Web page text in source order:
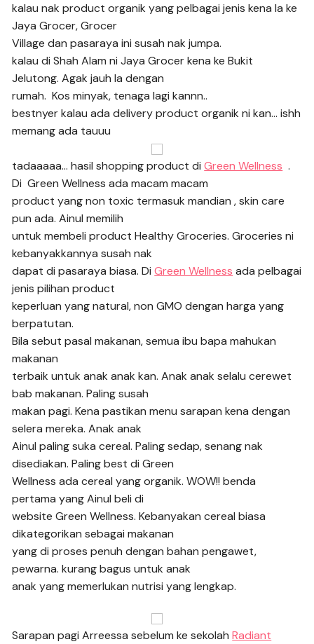
kalau nak product organik yang pelbagai jenis kena la ke
Jaya Grocer, Grocer
Village dan pasaraya ini susah nak jumpa.
kalau di Shah Alam ni Jaya Grocer kena ke Bukit
Jelutong. Agak jauh la dengan
rumah. Kos minyak, tenaga lagi kannn..
bestnyer kalau ada delivery product organik ni kan… ishh
memang ada tauuu
tadaaaaa… hasil shopping product diGreen Wellness .
Di Green Wellness ada macam macam
product yang non toxic termasuk mandian , skin care
pun ada. Ainul memilih
untuk membeli product Healthy Groceries. Groceries ni
kebanyakkannya susah nak
dapat di pasaraya biasa. DiGreen Wellness ada pelbagai
jenis pilihan product
keperluan yang natural, non GMO dengan harga yang
berpatutan.
Bila sebut pasal makanan, semua ibu bapa mahukan
makanan
terbaik untuk anak anak kan. Anak anak selalu cerewet
bab makanan. Paling susah
makan pagi. Kena pastikan menu sarapan kena dengan
selera mereka. Anak anak
Ainul paling suka cereal. Paling sedap, senang nak
disediakan. Paling best di Green
Wellness ada cereal yang organik. WOW!! benda
pertama yang Ainul beli di
website Green Wellness. Kebanyakan cereal biasa
dikategorikan sebagai makanan
yang di proses penuh dengan bahan pengawet,
pewarna. kurang bagus untuk anak
anak yang memerlukan nutrisi yang lengkap.
Sarapan pagi Arreessa sebelum ke sekolahRadiant